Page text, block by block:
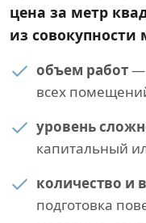
цена за метр
из совокупности
объем работ—
всех
уровень
капитальный
количество и
подготовка